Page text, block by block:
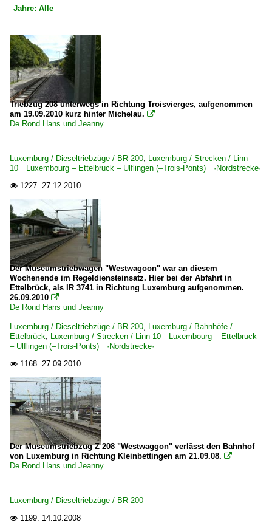
Luxemburg
Bahnhöfe
Ettelbrück
Strecken
Jahre: Alle
Alle Jahre
2000
2008
Triebzug 208 unterwegs in Richtung Troisvierges, aufgenommen
am 19.09.2010 kurz hinter Michelau. 
De Rond Hans und Jeanny
Luxemburg / Dieseltriebzüge / BR 200, Luxemburg / Strecken / Linn
10 Luxembourg – Ettelbruck – Ulflingen (–Trois-Ponts) ·Nordstrecke·
 1227. 27.12.2010
Der Museumstriebwagen "Westwagoon" war an diesem
Wochenende im Regeldiensteinsatz. Hier bei der Abfahrt in
Ettelbrück, als IR 3741 in Richtung Luxemburg aufgenommen.
26.09.2010 
De Rond Hans und Jeanny
Luxemburg / Dieseltriebzüge / BR 200, Luxemburg / Bahnhöfe /
Ettelbrück, Luxemburg / Strecken / Linn 10 Luxembourg – Ettelbruck
– Ulflingen (–Trois-Ponts) ·Nordstrecke·
 1168. 27.09.2010
Der Museumstriebzug Z 208 "Westwaggon" verlässt den Bahnhof
von Luxemburg in Richtung Kleinbettingen am 21.09.08. 
De Rond Hans und Jeanny
Luxemburg / Dieseltriebzüge / BR 200
 1199. 14.10.2008